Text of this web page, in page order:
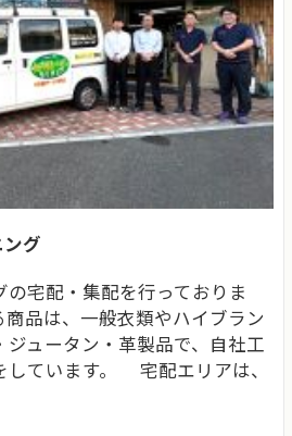
グ
宅配・集配を行っておりま
品は、一般衣類やハイブラン
ジュータン・革製品で、自社工
しています。 宅配エリアは、